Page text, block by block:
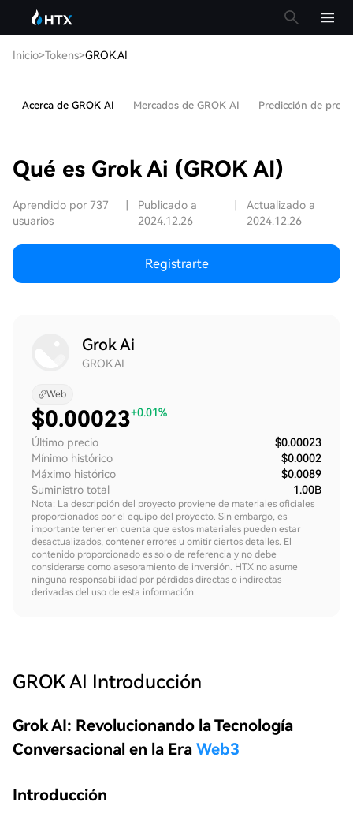
Inicio>Tokens>GROK AI
Acerca de GROK AI Mercados de GROK AI Predicción de
Qué es Grok Ai (GROK AI)
Aprendido por 737
usuarios
Publicado a
2024.12.26
Actualizado a
2024.12.26
Registrarte
Grok Ai
GROK AI
Web
$0.00023+0.01%
Último precio
$0.00023
Mínimo histórico
$0.0002
Máximo histórico
$0.0089
Suministro total
1.00B
Nota: La descripción del proyecto proviene de materiales oficiales
proporcionados por el equipo del proyecto. Sin embargo, es
importante tener en cuenta que estos materiales pueden estar
desactualizados, contener errores u omitir ciertos detalles. El
contenido proporcionado es solo de referencia y no debe
considerarse como asesoramiento de inversión. HTX no asume
ninguna responsabilidad por pérdidas directas o indirectas
derivadas del uso de esta información.
GROK AI Introducción
Grok AI: Revolucionando la Tecnología
Conversacional en la Era Web3
Introducción